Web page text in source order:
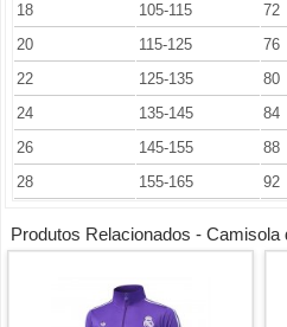
18
105-115 72
20
115-125 76
22
125-135 80
24
135-145 84
26
145-155 88
28
155-165 92
Produtos Relacionados - Camisola